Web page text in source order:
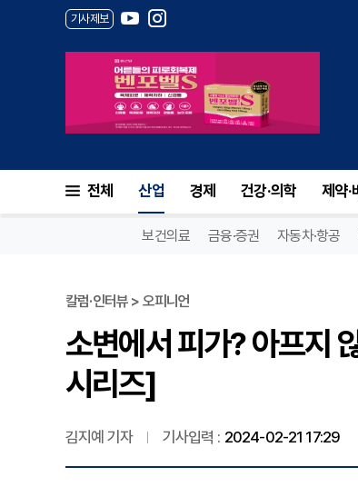
기사제보
전체 산업 경제 건강·의학 제약·
보건의료 금융·증권 자동차·항공
칼럼·인터뷰 > 오피니언
소변에서 피가? 아프지
시리즈]
김지예 기자 기사입력 : 2024-02-21 17:29